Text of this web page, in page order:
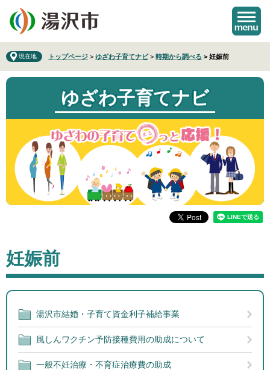
の
先
頭
で
ー
を
飛
ば
本
現在地 トップページ > ゆざわ子育てナビ > 時期から調べる > 妊娠前
ゆざわ子育てナビ
文
妊娠前
湯沢市結婚・子育て資金利子補給事業
風しんワクチン予防接種費用の助成について
一般不妊治療・不育症治療費の助成